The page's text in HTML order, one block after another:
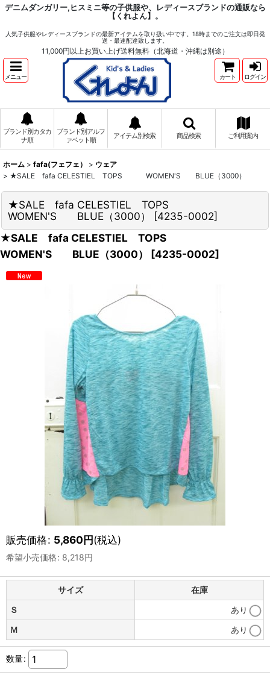
デニムダンガリー,ヒスミニ等の子供服や、レディースブランドの通販なら
【くれよん】。
人気子供服やレディースブランドの最新アイテムを取り扱い中です。18時までのご注文は即日発
送・最速配達致します。
11,000円以上お買い上げ送料無料（北海道・沖縄は別途）
メニュー カート ログイン
ブランド別カタカ
ナ順
ブランド別アルフ
ァベット順
アイテム別検索 商品検索 ご利用案内
ホーム > fafa(フェフェ） > ウェア
> ★SALE fafa CELESTIEL TOPS WOMEN'S BLUE（3000）
★SALE fafa CELESTIEL TOPS
WOMEN'S BLUE（3000）
[4235-0002]
★SALE fafa CELESTIEL TOPS
WOMEN'S BLUE（3000）
[4235-0002]
販売価格: 5,860円(税込)
希望小売価格: 8,218円
サイズ
在庫
Ｓ
あり
Ｍ
あり
数量: